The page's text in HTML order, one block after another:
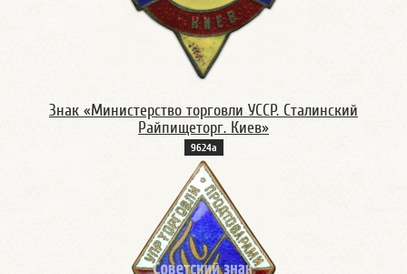
Знак «Министерство торговли УССР. Сталинский
Райпищеторг. Киев»
9624а